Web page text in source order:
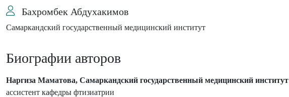
Бахромбек Абдухакимов
Самаркандский государственный медицинский институт
Биографии авторов
Наргиза Маматова, Самаркандский государственный медицинский институт
ассистент кафедры фтизиатрии